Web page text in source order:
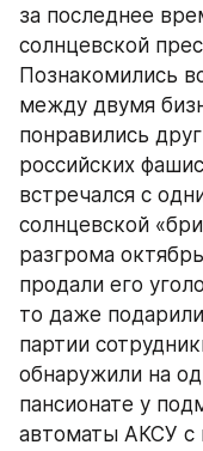
за последнее
солнцевской
Познакомились
между двумя
понравились
российских
встречался с
солнцевской
разгрома
продали его
то даже
партии
обнаружили на
пансионате у
автоматы АКСУ с